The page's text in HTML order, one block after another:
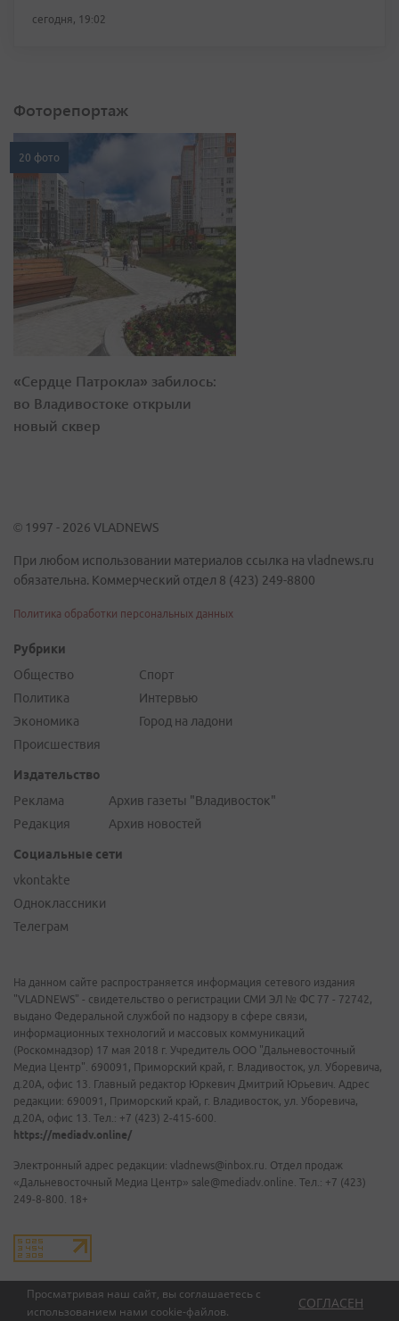
Просматривая наш сайт, вы соглашаетесь с
использованием нами cookie-файлов.
СОГЛАСЕН
сегодня, 19:02
Фоторепортаж
20 фото
«Сердце Патрокла» забилось:
во Владивостоке открыли
новый сквер
© 1997 - 2026 VLADNEWS
При любом использовании материалов ссылка на vladnews.ru
обязательна. Коммерческий отдел 8 (423) 249-8800
Политика обработки персональных данных
Рубрики
Общество
Политика
Экономика
Происшествия
Спорт
Интервью
Город на ладони
Издательство
Реклама
Редакция
Архив газеты "Владивосток"
Архив новостей
Социальные сети
vkontakte
Одноклассники
Телеграм
На данном сайте распространяется информация сетевого издания
"VLADNEWS" - свидетельство о регистрации СМИ ЭЛ № ФС 77 - 72742,
выдано Федеральной службой по надзору в сфере связи,
информационных технологий и массовых коммуникаций
(Роскомнадзор) 17 мая 2018 г. Учредитель ООО "Дальневосточный
Медиа Центр". 690091, Приморский край, г. Владивосток, ул. Уборевича,
д.20А, офис 13. Главный редактор Юркевич Дмитрий Юрьевич. Адрес
редакции: 690091, Приморский край, г. Владивосток, ул. Уборевича,
д.20А, офис 13. Тел.: +7 (423) 2-415-600.
https://mediadv.online/
Электронный адрес редакции: vladnews@inbox.ru. Отдел продаж
«Дальневосточный Медиа Центр» sale@mediadv.online. Тел.: +7 (423)
249-8-800. 18+